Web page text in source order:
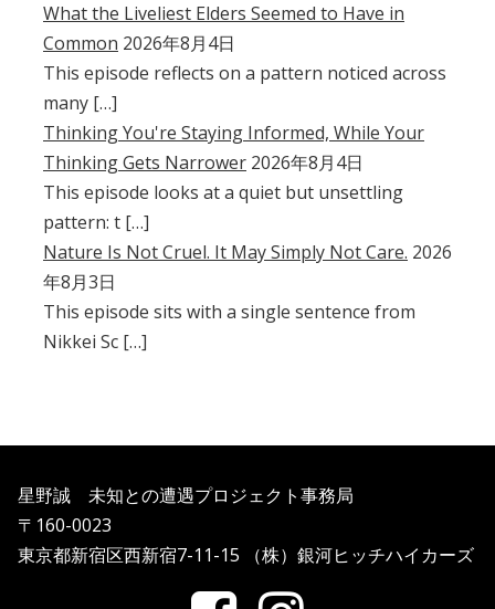
What the Liveliest Elders Seemed to Have in
Common 2026年8月4日
This episode reflects on a pattern noticed across
many […]
Thinking You're Staying Informed, While Your
Thinking Gets Narrower 2026年8月4日
This episode looks at a quiet but unsettling
pattern: t […]
Nature Is Not Cruel. It May Simply Not Care. 2026
年8月3日
This episode sits with a single sentence from
Nikkei Sc […]
星野誠 未知との遭遇プロジェクト事務局
〒160-0023
東京都新宿区西新宿7-11-15 （株）銀河ヒッチハイカーズ